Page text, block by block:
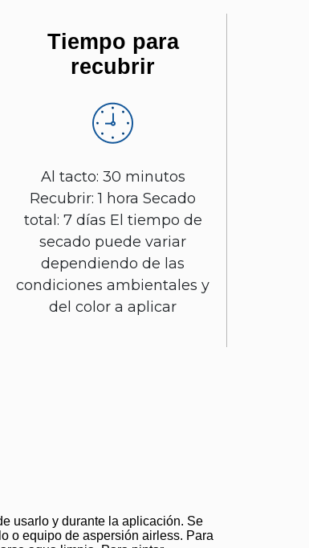
Tiempo para
recubrir
Al tacto: 30 minutos
Recubrir: 1 hora Secado
total: 7 días El tiempo de
secado puede variar
dependiendo de las
condiciones ambientales y
del color a aplicar
usarlo y durante la aplicación. Se
o equipo de aspersión airless. Para